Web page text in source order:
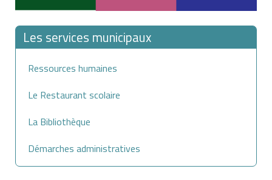
Les services municipaux
Ressources humaines
Le Restaurant scolaire
La Bibliothèque
Démarches administratives